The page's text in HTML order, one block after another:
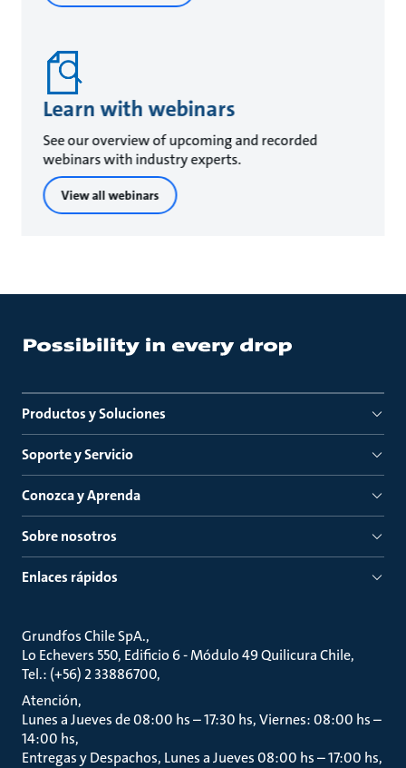
Learn with webinars
See our overview of upcoming and recorded
webinars with industry experts.
View all webinars
Productos y Soluciones
Soporte y Servicio
Conozca y Aprenda
Sobre nosotros
Enlaces rápidos
Grundfos Chile SpA.
Lo Echevers 550, Edificio 6 - Módulo 49 Quilicura Chile
Tel.: (+56) 2 33886700
Atención
Lunes a Jueves de 08:00 hs – 17:30 hs, Viernes: 08:00 hs –
14:00 hs
Entregas y Despachos, Lunes a Jueves 08:00 hs – 17:00 hs,